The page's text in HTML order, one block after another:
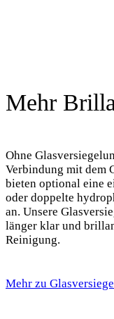
Mehr
Ohne
Verbindung mit dem
bieten optional eine
oder doppelte
an. Unsere
länger klar und
Reinigung.
Mehr zu